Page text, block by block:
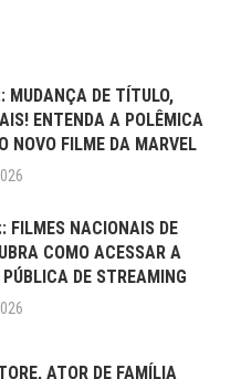
MUDANÇA DE TÍTULO,
ENTENDA A POLÊMICA
NOVO FILME DA MARVEL
FILMES NACIONAIS DE
COMO ACESSAR A
DE STREAMING
ATOR DE FAMÍLIA